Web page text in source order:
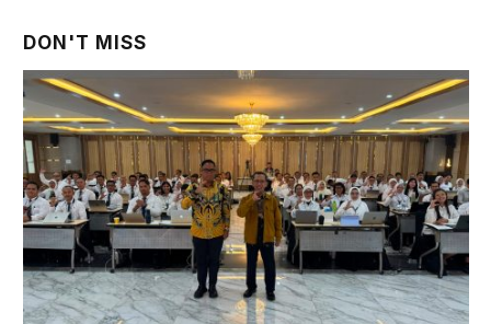
DON'T MISS